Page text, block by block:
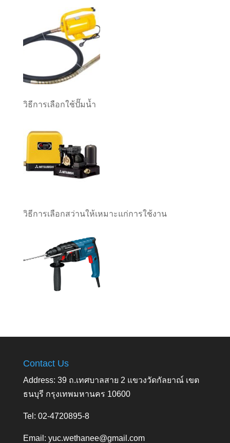
วิธีการเลือกใช้ปั๊มน้ำ
วิธีการเลือกสว่านให้เหมาะแก่การใช้งาน
Contact Us
Address: 39 ถ.เทศบาลสาย 2 แขวงวัดกัลยาณ์ เขต
ธนบุรี กรุงเทพมหานคร 10600
Tel: 02-4720895-8
Email: yuc.wethanee@gmail.com